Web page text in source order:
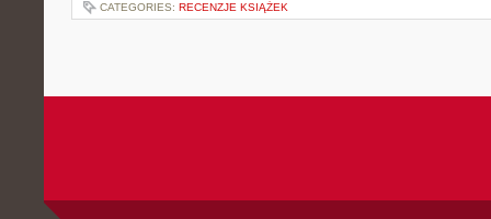
CATEGORIES: RECENZJE KSIĄŻEK